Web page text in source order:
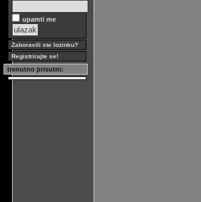
upamti me
Zaboravili ste lozinku?
Registrirajte se!
trenutno prisutni: